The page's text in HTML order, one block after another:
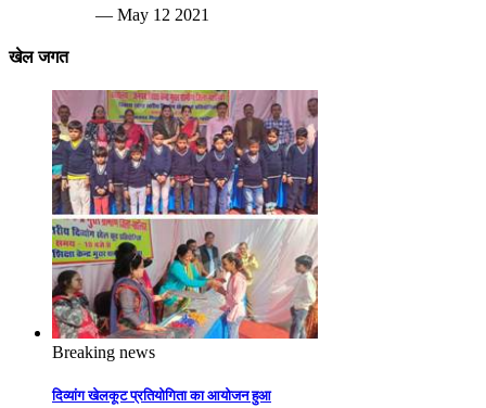
— May 12 2021
खेल जगत
Breaking news
दिव्यांग खेलकूट प्रतियोगिता का आयोजन हुआ